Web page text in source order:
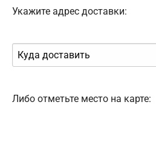
Укажите адрес доставки:
Либо отметьте место на карте: